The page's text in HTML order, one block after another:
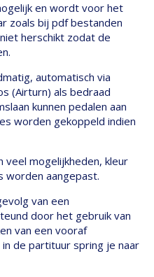
en wordt voor het
zoals bij pdf bestanden
herschikt zodat de
automatisch via
(Airturn) als bedraad
kunnen pedalen aan
worden gekoppeld indien
veel mogelijkheden, kleur
worden aangepast.
van een
door het gebruik van
van een vooraf
de partituur spring je naar